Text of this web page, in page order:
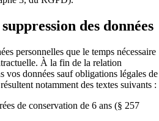
des données
personnelles que le temps nécessaire
À la fin de la relation
vos données sauf obligations légales de
notamment des textes suivants :
de conservation de 6 ans (§ 257